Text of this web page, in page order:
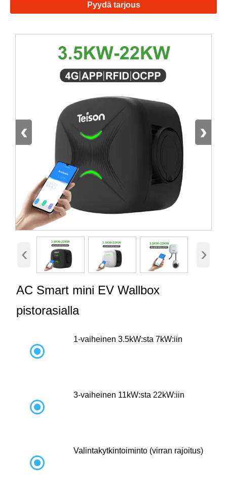
Pyydä tarjous
‹ ›
‹ ›
AC Smart mini EV Wallbox
pistorasialla

1-vaiheinen 3.5kW:sta 7kW:iin

3-vaiheinen 11kW:sta 22kW:iin

Valintakytkintoiminto (virran rajoitus)